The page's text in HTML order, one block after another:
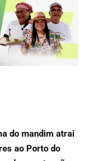
do mandim atrai
ao Porto do